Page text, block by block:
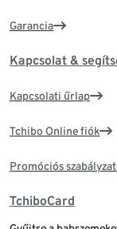
Garancia
Kapcsolat &
Kapcsolati űrlap
Tchibo Online fiók
Promóciós
TchiboCard